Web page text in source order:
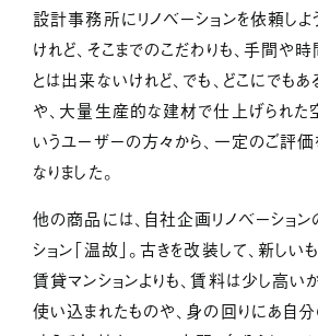
設計事務所にリノベーションを依頼しよ
けれど、そこまでのこだわりも、手間や
とは出来ないけれど、でも、どこにでも
や、大量生産的な建材で仕上げられた
いうユーザーの方々から、一定のご評価
なりました。
他の商品には、自社企画リノベーショ
ション「温故」。古きを改装して、新しい
賃貸マンションよりも、賃料は少し高い
使い込まれたものや、身の回りにあ自分
会社情報 採用情報 プライバシーポ